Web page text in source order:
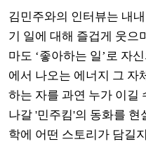
김민주와의 인터뷰는 내
기 일에 대해 즐겁게 웃으
마도 ‘좋아하는 일’로 자
에서 나오는 에너지 그 자
하는 자를 과연 누가 이길
나갈 '민주킴'의 동화를 현
학에 어떤 스토리가 담길